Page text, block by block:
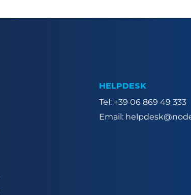
HELPDESK
Tel: +39 06 869 49 333
Email: